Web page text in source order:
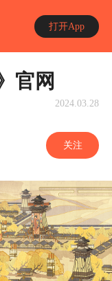
打开App
官网
2024.03.28
关注